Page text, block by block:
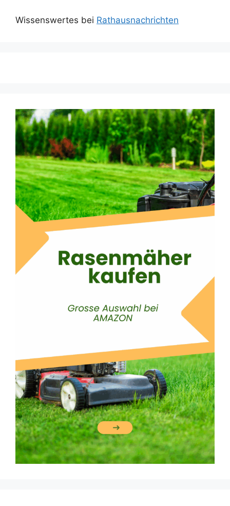
Wissenswertes bei Rathausnachrichten